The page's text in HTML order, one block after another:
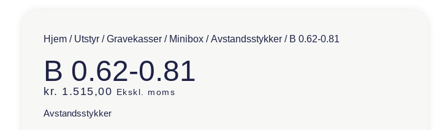
Hjem / Utstyr /Gravekasser / Minibox /Avstandsstykker / B 0.62-0.81
B 0.62-0.81
kr. 1.515,00 Ekskl. moms
Avstandsstykker